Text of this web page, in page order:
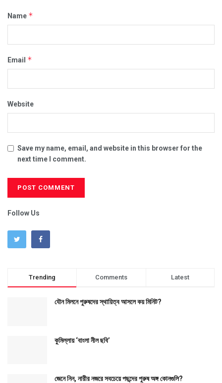
Name *
Email *
Website
Save my name, email, and website in this browser for the
next time I comment.
Follow Us
Trending Comments Latest
যৌন মিলনে পুরুষদের স্থায়িত্ব আসলে কয় মিনিট?
কুমিল্লায় ‘বাংলা নীল ছবি’
জেনে নিন, নারীর নজরে সবচেয়ে পছন্দের পুরুষ অঙ্গ কোনগুলি?